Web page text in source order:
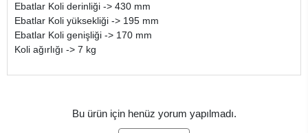
Ebatlar Koli derinliği -> 430 mm
Ebatlar Koli yüksekliği -> 195 mm
Ebatlar Koli genişliği -> 170 mm
Koli ağırlığı -> 7 kg
Bu ürün için henüz yorum yapılmadı.